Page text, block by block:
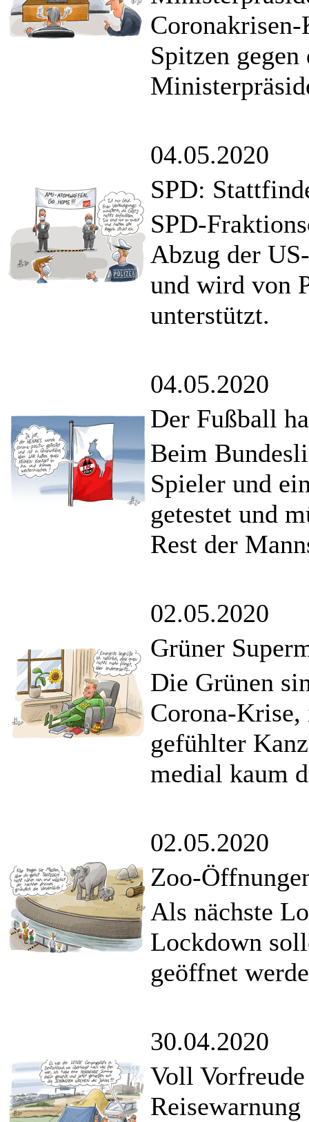
Spitzen
04.05.2020
SPD:
SPD-
Abzug der
und wird von
unterstützt.
04.05.2020
Der Fußball
Beim
Spieler und
getestet und
Rest der
02.05.2020
Grüner
Die Grünen
Corona-
gefühlter
medial kaum
02.05.2020
Zoo-
Als nächste
Lockdown
geöffnet
30.04.2020
Voll
Reisewarnung